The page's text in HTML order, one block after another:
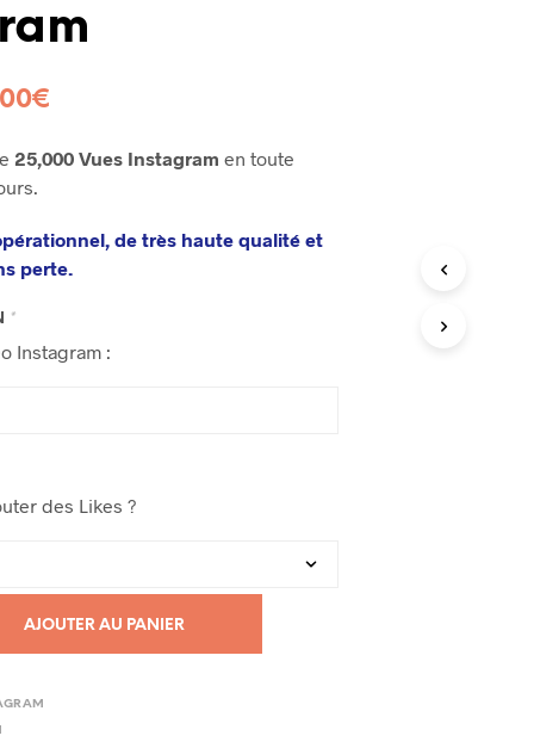
€
25,000 Vues Instagram en toute
de très haute qualité et
perte.
*
Instagram :
des Likes ?
AJOUTER AU PANIER